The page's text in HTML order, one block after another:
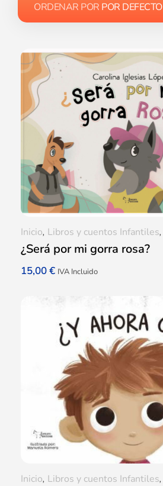
ORDENAR POR POR DEFECTO
¿Será por mi gorra rosa?
15,00€ IVA Incluido
Inicio, Libros y cuentos Infantiles,
Inicio, Libros y cuentos Infantiles,